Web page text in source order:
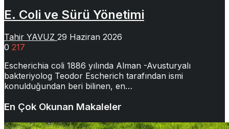
E. Coli ve Sürü Yönetimi
Tahir YAVUZ 29 Haziran 2026
0 217
Escherichia coli 1886 yılında Alman -Avusturyalı
bakteriyolog Teodor Escherich tarafından ismi
konulduğundan beri bilinen, en…
En Çok Okunan Makaleler